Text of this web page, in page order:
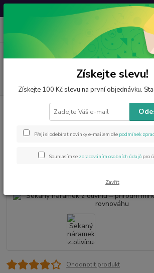
Svatovavřinecká sleva: 20 % s kódem
CZK
Šperky z minerálů
olivínu – přírodní minerál pro vitalitu a rovnováhu
Sekaný náramek z
přírodní minerál pro
Ohodnotit produkt
Získejte slevu!
Získejte 100 Kč slevu na první objednávku.
Přeji si odebírat novinky e-mailem dle podmínek
Souhlasím se zpracováním osobních údajů pro
Zavřít